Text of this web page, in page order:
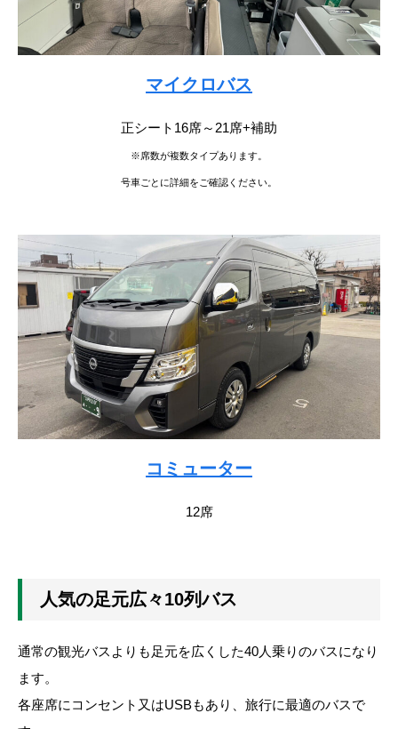
マイクロバス
正シート16席～21席+補助
※席数が複数タイプあります。
号車ごとに詳細をご確認ください。
コミューター
12席
人気の足元広々10列バス
通常の観光バスよりも足元を広くした40人乗りのバスになり
ます。
各座席にコンセント又はUSBもあり、旅行に最適のバスで